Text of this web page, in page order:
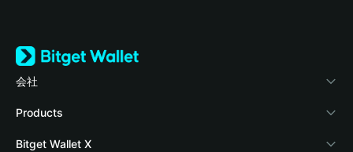
会社
Bitget Walletについて
ブログ
Products
Crypto Card
Bitget Wallet X